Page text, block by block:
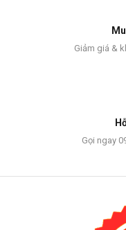
Giảm giá &
Gọi ngay